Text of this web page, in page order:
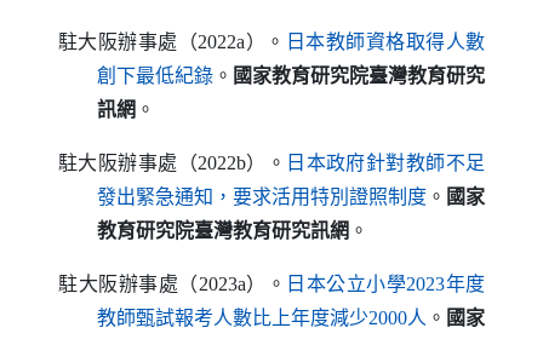
駐大阪辦事處（2022a）。 日本教師資格取得人數
創下最低紀錄（另開新視窗）
。 國家教育研究院臺灣教育研究
訊網 。
駐大阪辦事處（2022b）。 日本政府針對教師不足
發出緊急通知，要求活用特別證照制度（另開新視窗）
。 國家
教育研究院臺灣教育研究訊網 。
駐大阪辦事處（2023a）。 日本公立小學2023年度
教師甄試報考人數比上年度減少2000人（另開新視窗）
。 國家